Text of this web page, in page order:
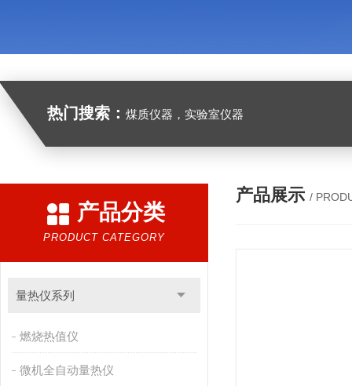
热门搜索： 煤质仪器，实验室仪器
产品分类
PRODUCT CATEGORY
量热仪系列
燃烧热值仪
微机全自动量热仪
产品展示 /